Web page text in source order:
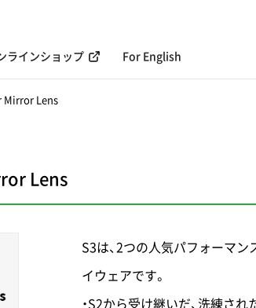
ラインショップ For English
Mirror Lens
Lens
S3は、2つの人気パフォーマ
イウェアです。
・S2から受け継いだ、洗練さ